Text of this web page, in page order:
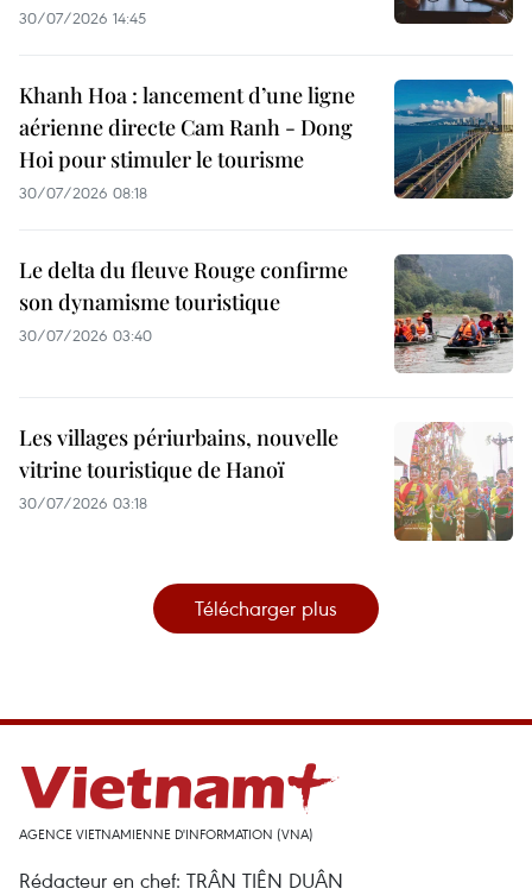
30/07/2026 14:45
Khanh Hoa : lancement d’une ligne
aérienne directe Cam Ranh - Dong
Hoi pour stimuler le tourisme
30/07/2026 08:18
Le delta du fleuve Rouge confirme
son dynamisme touristique
30/07/2026 03:40
Les villages périurbains, nouvelle
vitrine touristique de Hanoï
30/07/2026 03:18
Télécharger plus
AGENCE VIETNAMIENNE D'INFORMATION (VNA)
Rédacteur en chef: TRÂN TIÊN DUÂN